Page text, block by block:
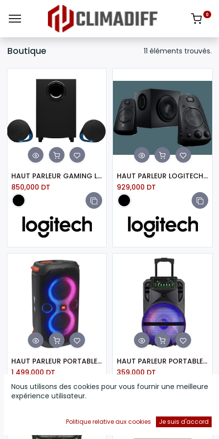
0
Boutique 11 éléments trouvés.
HAUT PARLEUR GAMING LOGITECH G560 LIGHTSYNC - Noir (980-001302)
850,000 DT
HAUT PARLEUR LOGITECH SYSTEM Z623 NOIR
929,000 DT
HAUT PARLEUR PORTABLE JBL PARTYBOX 110 BLUETOOTH - NOIR-98640
1 499,000 DT
HAUT PARLEUR PORTABLE BOOM SOUND J-1206 BLUETOOTH AVEC MICRO SANS FIL - NOIR
359,000 DT
Nous utilisons des cookies pour vous fournir une meilleure
expérience utilisateur.
Politique relative aux cookies Je suis d'accord